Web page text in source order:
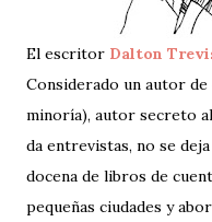
El escritor Dalton
Considerado un autor
minoría), autor secreto
da entrevistas, no se
docena de libros de
pequeñas ciudades y